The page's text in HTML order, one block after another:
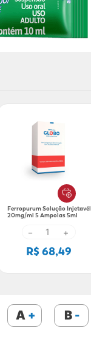
Ferropurum Solução Injetavél
20mg/ml 5 Ampolas 5ml
－ +
R$ 68,49
A B